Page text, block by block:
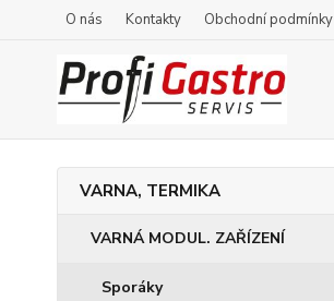
O nás Kontakty Obchodní podmínky
VARNA, TERMIKA
VARNÁ MODUL. ZAŘÍZENÍ
Sporáky